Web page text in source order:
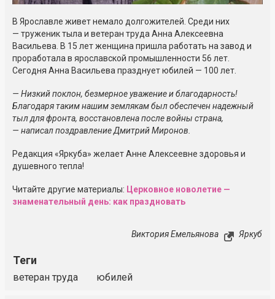
В Ярославле живет немало долгожителей. Среди них
— труженик тыла и ветеран труда Анна Алексеевна
Васильева. В 15 лет женщина пришла работать на завод и
проработала в ярославской промышленности 56 лет.
Сегодня Анна Васильева празднует юбилей — 100 лет.
— Низкий поклон, безмерное уважение и благодарность!
Благодаря таким нашим землякам был обеспечен надежный
тыл для фронта, восстановлена после войны страна,
— написал поздравление Дмитрий Миронов.
Редакция «Яркуба» желает Анне Алексеевне здоровья и
душевного тепла!
Читайте другие материалы: Церковное новолетие —
знаменательный день: как праздновать
Виктория Емельянова Яркуб
Теги
ветеран труда юбилей